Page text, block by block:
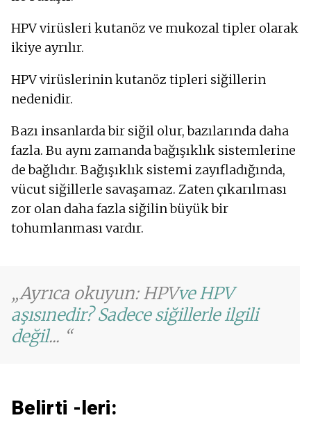
HPV virüsleri kutanöz ve mukozal tipler olarak
ikiye ayrılır.
HPV virüslerinin kutanöz tipleri siğillerin
nedenidir.
Bazı insanlarda bir siğil olur, bazılarında daha
fazla. Bu aynı zamanda bağışıklık sistemlerine
de bağlıdır. Bağışıklık sistemi zayıfladığında,
vücut siğillerle savaşamaz. Zaten çıkarılması
zor olan daha fazla siğilin büyük bir
tohumlanması vardır.
Ayrıca okuyun: HPVve HPV
aşısınedir? Sadece siğillerle ilgili
değil...
Belirti -leri: